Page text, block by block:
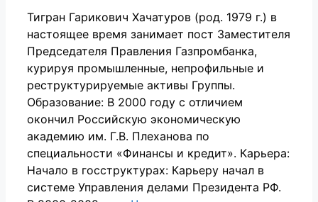
Тигран Гарикович Хачатуров (род. 1979 г.) в
настоящее время занимает пост Заместителя
Председателя Правления Газпромбанка,
курируя промышленные, непрофильные и
реструктурируемые активы Группы.
Образование: В 2000 году с отличием
окончил Российскую экономическую
академию им. Г.В. Плеханова по
специальности «Финансы и кредит». Карьера:
Начало в госструктурах: Карьеру начал в
системе Управления делами Президента РФ.